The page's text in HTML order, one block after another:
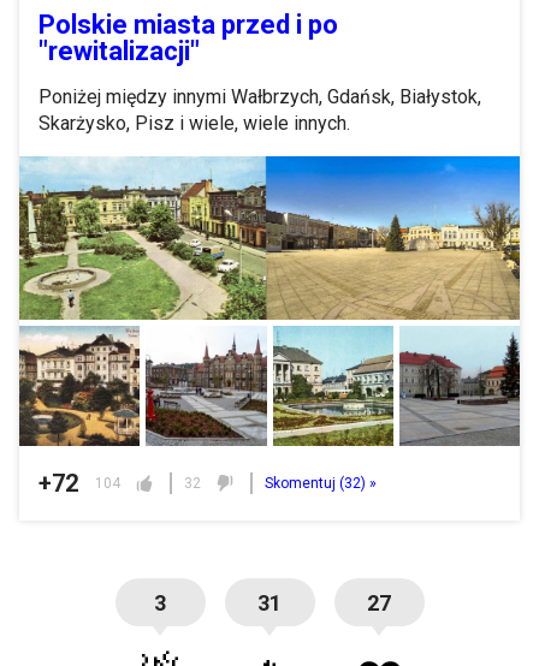
Polskie miasta przed i po
"rewitalizacji"
Poniżej między innymi Wałbrzych, Gdańsk, Białystok,
Skarżysko, Pisz i wiele, wiele innych.
+72 104 32 Skomentuj (32) »
3 31 27